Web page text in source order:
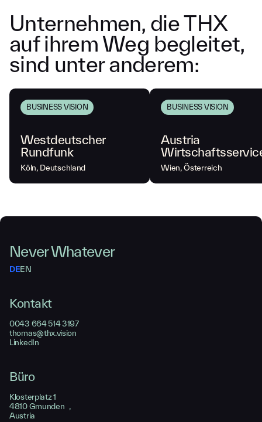
Unternehmen, dieTHX
auf ihremWeg begleitet,
sind unter anderem:
BUSINESS VISION
Westdeutscher
Rundfunk
Köln, Deutschland
BUSINESS VISION
Austria
Wien, Österreich
Never Whatever
DEEN
Kontakt
0043 664 514 3197
thomas@thx.vision
LinkedIn
Büro
Klosterplatz 1
4810 Gmunden ,
Austria